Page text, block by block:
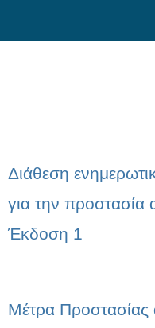
to
Διάθεση
για την
Έκδοση 1
Μέτρα